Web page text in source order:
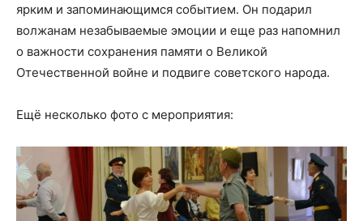
ярким и запоминающимся событием. Он подарил
волжанам незабываемые эмоции и еще раз напомнил
о важности сохранения памяти о Великой
Отечественной войне и подвиге советского народа.
Ещё несколько фото с мероприятия: